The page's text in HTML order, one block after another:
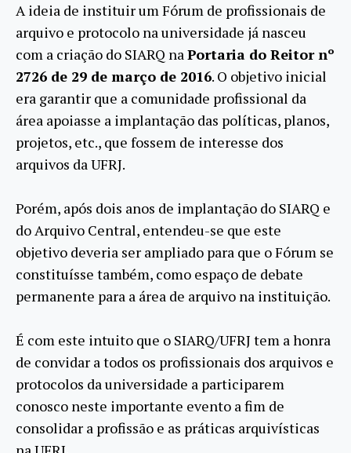
A ideia de instituir um Fórum de profissionais de
arquivo e protocolo na universidade já nasceu
com a criação do SIARQ naPortaria do Reitor nº
2726 de 29 de março de 2016. O objetivo inicial
era garantir que a comunidade profissional da
área apoiasse a implantação das políticas, planos,
projetos, etc., que fossem de interesse dos
arquivos da UFRJ.
Porém, após dois anos de implantação do SIARQ e
do Arquivo Central, entendeu-se que este
objetivo deveria ser ampliado para que o Fórum se
constituísse também, como espaço de debate
permanente para a área de arquivo na instituição.
É com este intuito que o SIARQ/UFRJ tem a honra
de convidar a todos os profissionais dos arquivos e
protocolos da universidade a participarem
conosco neste importante evento a fim de
consolidar a profissão e as práticas arquivísticas